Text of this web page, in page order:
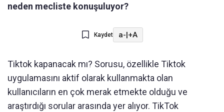
neden mecliste konuşuluyor?
Kaydet a-|+A
Tiktok kapanacak mı? Sorusu, özellikle Tiktok
uygulamasını aktif olarak kullanmakta olan
kullanıcıların en çok merak etmekte olduğu ve
araştırdığı sorular arasında yer alıyor. TikTok